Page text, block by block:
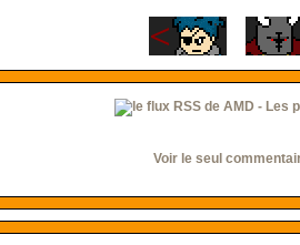
Voir le seul